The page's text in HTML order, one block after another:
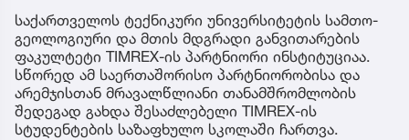
საქართველოს ტექნიკური უნივერსიტეტის სამთო-
გეოლოგიური და მთის მდგრადი განვითარების
ფაკულტეტი TIMREX-ის პარტნიორი ინსტიტუციაა.
სწორედ ამ საერთაშორისო პარტნიორობისა და
არემჯისთან მრავალწლიანი თანამშრომლობის
შედეგად გახდა შესაძლებელი TIMREX-ის
სტუდენტების საზაფხულო სკოლაში ჩართვა.